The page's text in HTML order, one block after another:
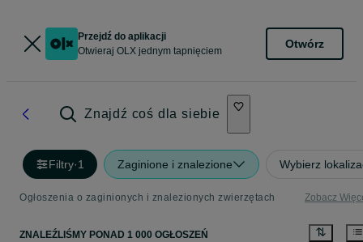
Przejdź do aplikacji
Otwieraj OLX jednym tapnięciem
Otwórz
Znajdź coś dla siebie
Filtry·1 Zaginione i znalezione Wybierz
Ogłoszenia o zaginionych i znalezionych zwierzętach Zobacz
ZNALEŹLIŚMY PONAD 1 000 OGŁOSZEŃ